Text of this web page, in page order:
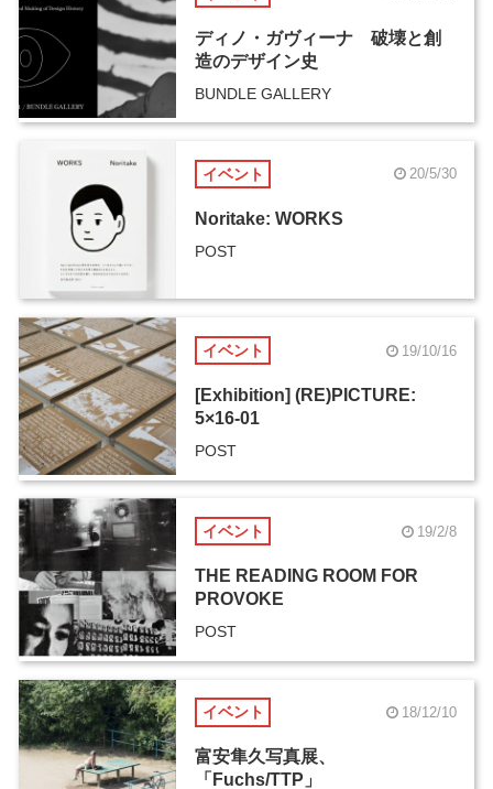
ディノ・ガヴィーナ 破壊と創
造のデザイン史
BUNDLE GALLERY
イベント 20/5/30
Noritake: WORKS
POST
イベント 19/10/16
[Exhibition] (RE)PICTURE:
5×16-01
POST
イベント 19/2/8
THE READING ROOM FOR
PROVOKE
POST
イベント 18/12/10
富安隼久写真展、
「Fuchs/TTP」